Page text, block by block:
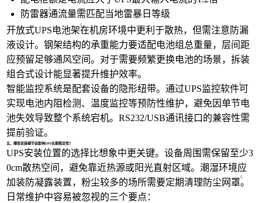
防雷器通流量需匹配当地雷暴日等级
开放式UPS电池架在机房环境中更利于散热，但需注意防漏
液设计。钢架结构的承重能力要适配电池组总重量，层间距
应预留足够通风空间。对于需要频繁更换电池的场景，拆装
组合式设计能显著提升维护效率。
智能监控系统是配套设备的隐形纽带。通过UPS监控软件可
实现电池内阻检测、温度监控等预防性维护，避免因单节电
池失效导致整个系统宕机。RS232/USB通讯接口的兼容性需
提前验证。
五、哪些安装细节会影响UPS长期稳定性？
UPS安装位置的选择比想象中更关键。设备周围需保留至少3
0cm散热空间，避免靠近热源或阳光直射区域。潮湿环境应
加装防凝露装置，粉尘较多的场所需要定期清理 防尘网罩。
日常维护中容易被忽视的三个要点：